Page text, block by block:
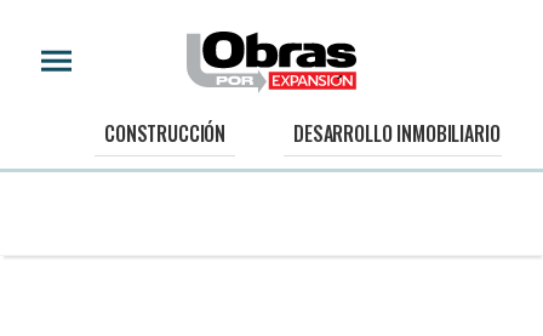
CONSTRUCCIÓN DESARROLLO INMOBILIARIO